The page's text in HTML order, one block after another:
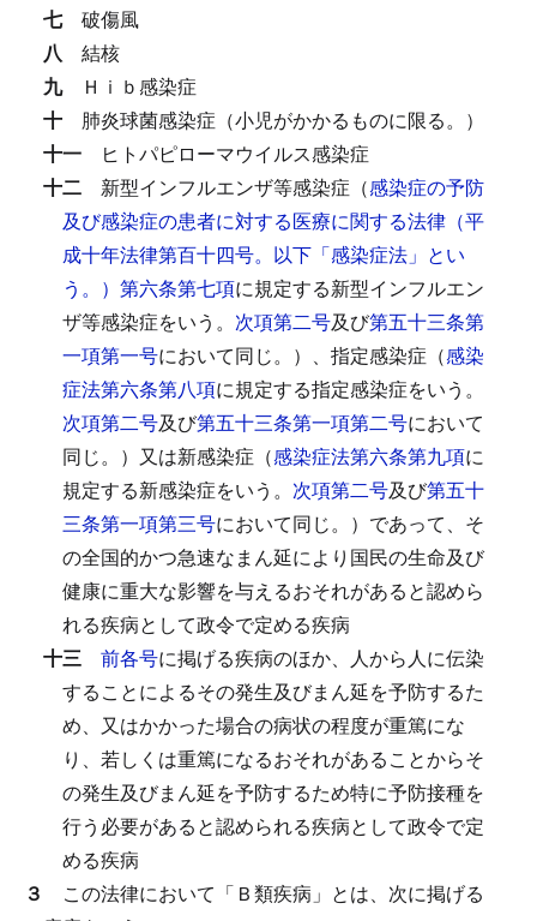
七 破傷風
八 結核
九
Ｈｉｂ感染症
十 肺炎球菌感染症（小児がかかるものに限る。）
十一
ヒトパピローマウイルス感染症
十二 新型インフルエンザ等感染症（感染症の予防
及び感染症の患者に対する医療に関する法律（平
成十年法律第百十四号。以下「感染症法」とい
う。）第六条第七項に規定する新型インフルエン
ザ等感染症をいう。 次項第二号及び第五十三条第
一項第一号において同じ。）、指定感染症（感染
症法第六条第八項に規定する指定感染症をいう。
次項第二号及び第五十三条第一項第二号において
同じ。）又は新感染症（感染症法第六条第九項に
規定する新感染症をいう。 次項第二号及び第五十
三条第一項第三号において同じ。）であって、そ
の全国的かつ急速なまん延により国民の生命及び
健康に重大な影響を与えるおそれがあると認めら
れる疾病として政令で定める疾病
十三 前各号に掲げる疾病のほか、人から人に伝染
することによるその発生及びまん延を予防するた
め、又はかかった場合の病状の程度が重篤にな
り、若しくは重篤になるおそれがあることからそ
の発生及びまん延を予防するため特に予防接種を
行う必要があると認められる疾病として政令で定
める疾病
３ この法律において「Ｂ類疾病」とは、次に掲げる